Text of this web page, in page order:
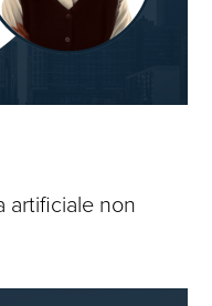
artificiale non